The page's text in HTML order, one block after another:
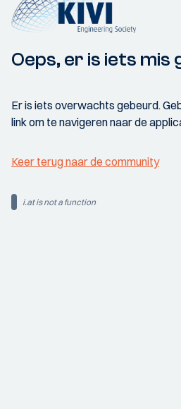
Oeps, er is iets mis
Er is iets overwachts gebeurd.
link om te navigeren naar de
Keer terug naar de community
i.at is not a function